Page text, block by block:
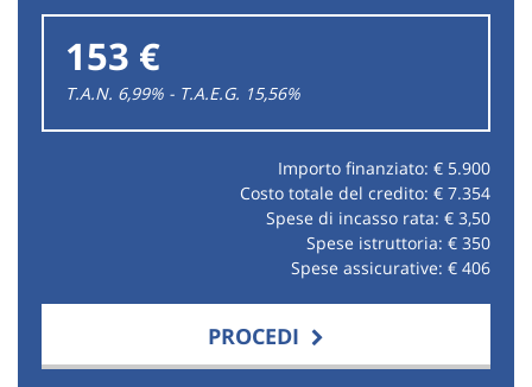
153 €
T.A.N. 6,99% - T.A.E.G. 15,56%
Importo finanziato: € 5.900
Costo totale del credito: € 7.354
Spese di incasso rata: € 3,50
Spese istruttoria: € 350
Spese assicurative: € 406
PROCEDI